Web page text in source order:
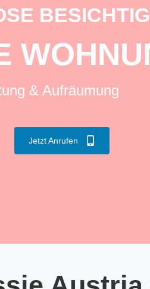
& Aufräumung
Jetzt Anrufen